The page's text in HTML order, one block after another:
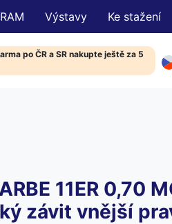
Výstavy Ke stažení
po ČR a SR nakupte ještě za 5
11ER 0,70
závit vnější